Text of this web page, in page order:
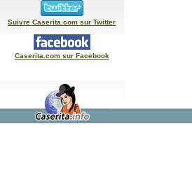
Suivre Caserita.com sur Twitter
Caserita.com sur Facebook